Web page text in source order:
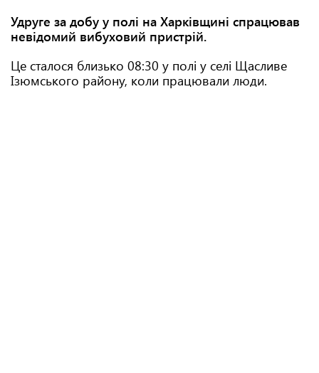
Удруге за добу у полі на Харківщині спрацював
невідомий вибуховий пристрій.
Це сталося близько 08:30 у полі у селі Щасливе
Ізюмського району, коли працювали люди.